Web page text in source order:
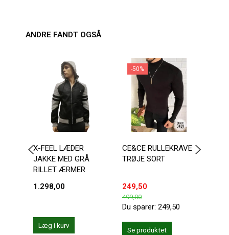
ANDRE FANDT OGSÅ
X-FEEL LÆDER
JAKKE MED GRÅ
RILLET ÆRMER
1.298,00
Læg i kurv
-50%
CE&CE RULLEKRAVE
TRØJE SORT
249,50
499,00
Du sparer: 249,50
Se produktet